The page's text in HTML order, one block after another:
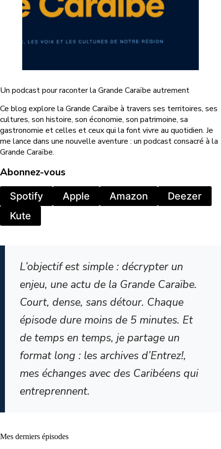
Un podcast pour raconter la Grande Caraïbe autrement
Ce blog explore la Grande Caraïbe à travers ses territoires, ses
cultures, son histoire, son économie, son patrimoine, sa
gastronomie et celles et ceux qui la font vivre au quotidien. Je
me lance dans une nouvelle aventure : un podcast consacré à la
Grande Caraïbe.
Abonnez-vous
Spotify Apple Amazon
Deezer
Kute
L’objectif est simple : décrypter un
enjeu, une actu de la Grande Caraïbe.
Court, dense, sans détour. Chaque
épisode dure moins de 5 minutes. Et
de temps en temps, je partage un
format long : les archives d’Entrez!,
mes échanges avec des Caribéens qui
entreprennent.
Mes derniers épisodes